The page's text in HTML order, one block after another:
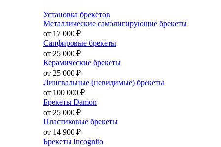
Установка брекетов
Металлические самолигирующие брекеты
от 17 000 ₽
Сапфировые брекеты
от 25 000 ₽
Керамические брекеты
от 25 000 ₽
Лингвальные (невидимые) брекеты
от 100 000 ₽
Брекеты Damon
от 25 000 ₽
Пластиковые брекеты
от 14 900 ₽
Брекеты Incognito